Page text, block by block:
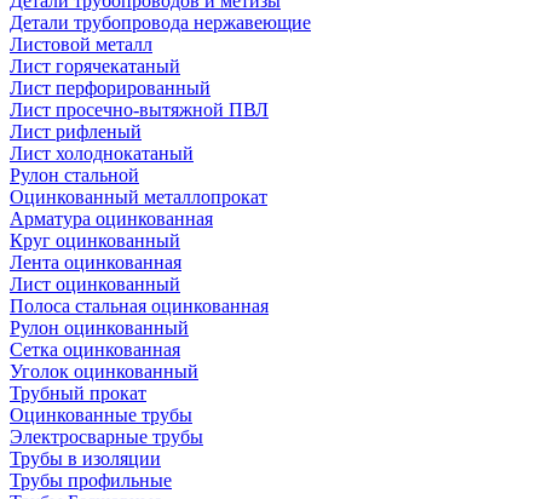
Детали трубопровода нержавеющие
Листовой металл
Лист горячекатаный
Лист перфорированный
Лист просечно-вытяжной ПВЛ
Лист рифленый
Лист холоднокатаный
Рулон стальной
Оцинкованный металлопрокат
Арматура оцинкованная
Круг оцинкованный
Лента оцинкованная
Лист оцинкованный
Полоса стальная оцинкованная
Рулон оцинкованный
Сетка оцинкованная
Уголок оцинкованный
Трубный прокат
Оцинкованные трубы
Электросварные трубы
Трубы в изоляции
Трубы профильные